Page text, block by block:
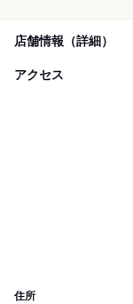
店舗情報（詳細）
アクセス
住所